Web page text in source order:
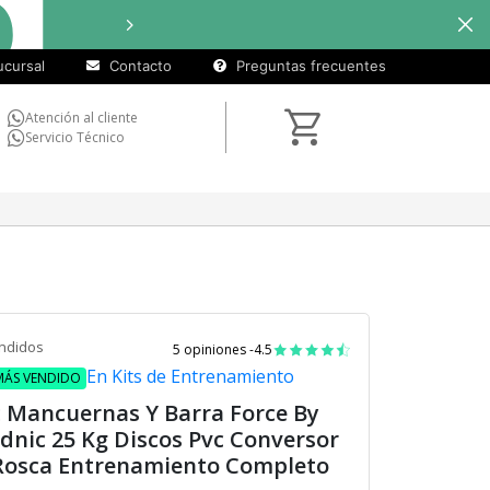
en seleccionados
Contacto Preguntas frecuentes
Atención al cliente
Servicio Técnico
5 opiniones -4.5
VENDIDO En Kits de Entrenamiento
Mancuernas Y Barra Force By
25 Kg Discos Pvc Conversor
Entrenamiento Completo